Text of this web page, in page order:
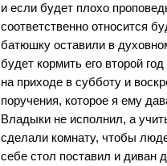
и если будет плохо
соответственно относится
батюшку оставили в
будет кормить его второй
на приходе в субботу и
поручения, которое я ему
Владыки не исполнил, а
сделали комнату, чтобы
себе стол поставил и диван